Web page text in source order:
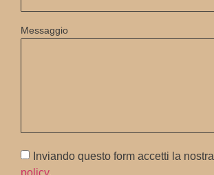
Messaggio
Inviando questo form accetti la nostra
policy.